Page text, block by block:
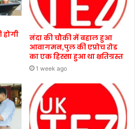
होगी
नंदा की चौकी में बहाल हुआ
आवागमन,पुल की एप्रोच रोड
का एक हिस्सा हुआ था क्षतिग्रस्त
1 week ago